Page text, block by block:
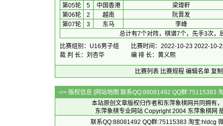
第05轮
5 中国香港
梁瑋軒
第06轮
2 越南
阮晋发
第07轮
3 东马
李峰
总计有7个对阵，棋谱7个，先手3次，
比赛组别：U16男子组
比赛时间：2022-10-23 2022-10-
裁 判 长：刘杏华
编 排 长：黄义熙
比赛列表 比赛规程 编辑名单 复
-=> 版权信息 [网站地图 联系QQ:88081492 QQ群:75115383
本站原创文章版权归作者和 东萍象棋网共同拥有
东萍象棋专业网站 Copyright 2004 东萍象棋网
联系QQ:88081492 QQ群:75115383 淘宝:hldcg